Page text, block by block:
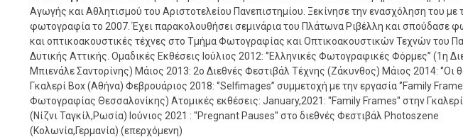
Αγωγής και Αθλητισμού του Αριστοτελείου Πανεπιστημίου. Ξεκίνησε την ενασχόληση του με
φωτογραφία το 2007. Έχει παρακολουθήσει σεμινάρια του Πλάτωνα Ριβέλλη και σπούδασε
και οπτικοακουστικές τέχνες στο Τμήμα Φωτογραφίας και Οπτικοακουστικών Τεχνών του
Δυτικής Αττικής. Ομαδικές Εκθέσεις Ιούλιος 2012: ‘’Ελληνικές Φωτογραφικές Φόρμες’’ (1η
Μπιενάλε Σαντορίνης) Μάιος 2013: 2ο Διεθνές Φεστιβάλ Τέχνης (Ζάκυνθος) Μάιος 2014: ‘’Οι
Γκαλερί Box (Αθήνα) Φεβρουάριος 2018: ‘’Selfimages’’ συμμετοχή με την εργασία ‘’Family
Φωτογραφίας Θεσσαλονίκης) Ατομικές εκθέσεις: January,2021: ''Family Frames'' στην
(Νίζνι Ταγκίλ,Ρωσία) Ιούνιος 2021 : ''Pregnant Pauses'' στο διεθνές Φεστιβάλ Photoszene
(Κολωνία,Γερμανία) (επερχόμενη)